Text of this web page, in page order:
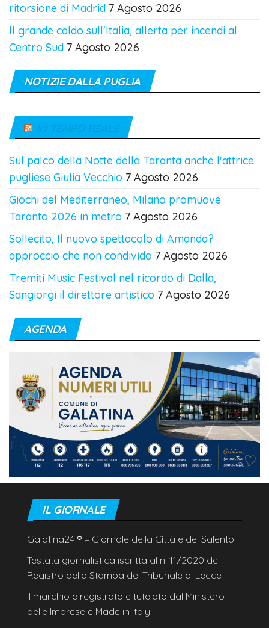
ritorsione di Madrid 7 Agosto 2026
Il grande caldo sull'Italia, allerta per incendi al
Centro Sud 7 Agosto 2026
NOTIZIE DALLA PUGLIA
IN TEMPO REALE
Sul palco della Notte della Taranta anche l'attrice
pugliese Giulia Vecchio 7 Agosto 2026
Giochi del Mediterraneo, Milano promuove
Taranto 2026 in metro 7 Agosto 2026
Sollecito, Il nuovo spettacolo di Amanda?
approccio che non condivido 7 Agosto 2026
Tremiti Music Festival nel ricordo di Dalla,
Sangiorgi il direttore artistico 7 Agosto 2026
AGENDA
IL GIORNALE
Galatina24 ® – Giornale della Città e del Salento
Testata giornalistica iscritta al n. 11/2020 del
Registro della Stampa del Tribunale di Lecce
Il marchio è registrato e tutelato dal Ministero
delle Imprese e Made in Italy